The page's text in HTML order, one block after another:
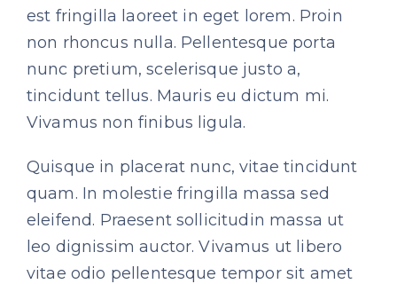
est fringilla laoreet in eget lorem. Proin
non rhoncus nulla. Pellentesque porta
nunc pretium, scelerisque justo a,
tincidunt tellus. Mauris eu dictum mi.
Vivamus non finibus ligula.
Quisque in placerat nunc, vitae tincidunt
quam. In molestie fringilla massa sed
eleifend. Praesent sollicitudin massa ut
leo dignissim auctor. Vivamus ut libero
vitae odio pellentesque tempor sit amet